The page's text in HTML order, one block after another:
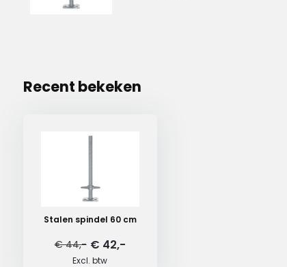
Recent bekeken
Stalen spindel 60 cm
€ 44,- € 42,-
Excl. btw